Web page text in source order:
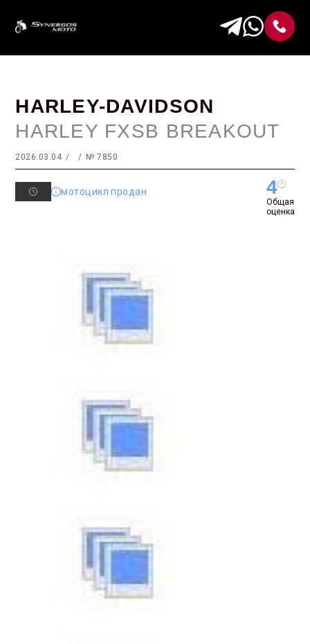
HARLEY-DAVIDSON
HARLEY FXSB BREAKOUT
2026.03.04 № 7850
мотоцикл продан 4
Общая
оценка